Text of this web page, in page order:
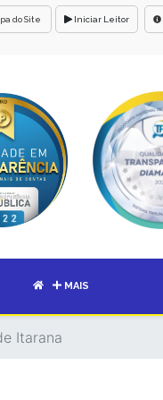
do Site Iniciar Leitor
MAIS
Itarana